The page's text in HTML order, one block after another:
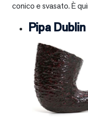
conico e svasato. È
Pipa